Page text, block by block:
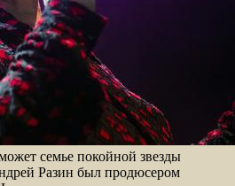
семье покойной звезды
Разин был продюсером